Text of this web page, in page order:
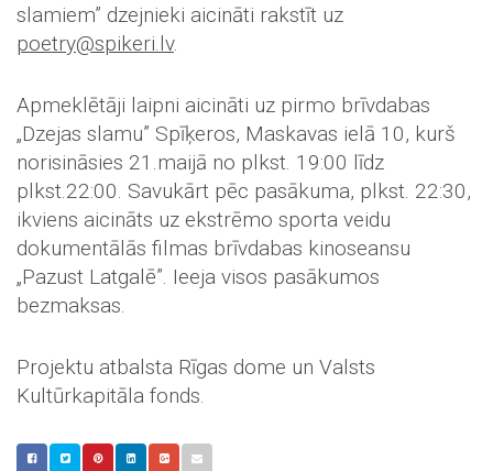
slamiem” dzejnieki aicināti rakstīt uz
poetry@spikeri.lv.
Apmeklētāji laipni aicināti uz pirmo brīvdabas
„Dzejas slamu” Spīķeros, Maskavas ielā 10, kurš
norisināsies 21.maijā no plkst. 19:00 līdz
plkst.22:00. Savukārt pēc pasākuma, plkst. 22:30,
ikviens aicināts uz ekstrēmo sporta veidu
dokumentālās filmas brīvdabas kinoseansu
„Pazust Latgalē”. Ieeja visos pasākumos
bezmaksas.
Projektu atbalsta Rīgas dome un Valsts
Kultūrkapitāla fonds.